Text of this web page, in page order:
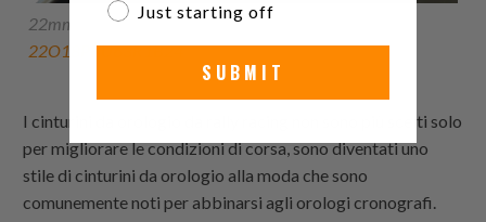
22mm MiLTAT Racer Fatto a Mano Italiano
22O18PBU63R1B24
I cinturini da orologio da rally racing non sono più scelti solo
per migliorare le condizioni di corsa, sono diventati uno
stile di cinturini da orologio alla moda che sono
comunemente noti per abbinarsi agli orologi cronografi.
Just starting off
SUBMIT